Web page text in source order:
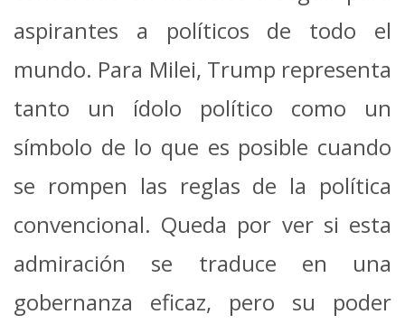
aspirantes a políticos de todo el
mundo. Para Milei, Trump representa
tanto un ídolo político como un
símbolo de lo que es posible cuando
se rompen las reglas de la política
convencional. Queda por ver si esta
admiración se traduce en una
gobernanza eficaz, pero su poder